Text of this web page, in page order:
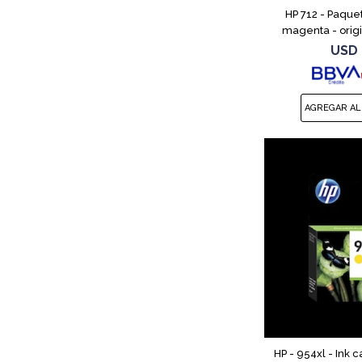
HP 712 -
magenta -
cartucho de
Studio, T210,
USD
HP - 954xl - Ink